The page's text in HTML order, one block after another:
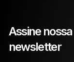
Assine nossa
newsletter